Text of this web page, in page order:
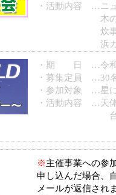
・活動内容 …ニ
木の実のキ
炊事いかだ
浜カレ
・期 日 …令和8
・募集定員 …30
・参加対象 …星
・活動内容 …天
台長さん
※主催事業への参
申し込んだ場合、
メールが返信され